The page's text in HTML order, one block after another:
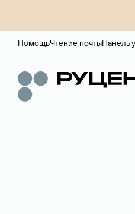
ПомощьЧтение почтыПанель